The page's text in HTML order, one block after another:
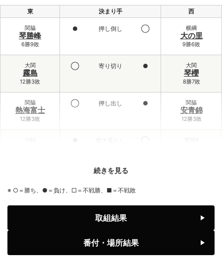
東 決まり手 西
関脇
琴勝峰
6勝9敗
● 押し倒し ◯ 横綱
大の里
9勝6敗
大関
霧島
12勝3敗
◯ 寄り切り ● 大関
琴櫻
8勝7敗
関脇
熱海富士
12勝3敗
◯ 押し出し ● 関脇
安青錦
12勝3敗
◯ 前頭4
9勝6敗
寄り切り
藤青雲
続きを見る
※ ○＝勝ち、●＝負け、□＝不戦勝、■＝不戦敗
取組結果
番付・場所結果